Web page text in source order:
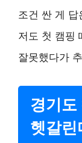
조건 싼 게 답
저도 첫 캠핑
잘못했다가
경기도
헷갈린